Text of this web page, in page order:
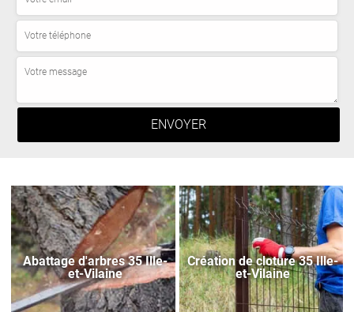
Abattage d'arbres 35 Ille-
et-Vilaine
Création de cloture 35 Ille-
et-Vilaine